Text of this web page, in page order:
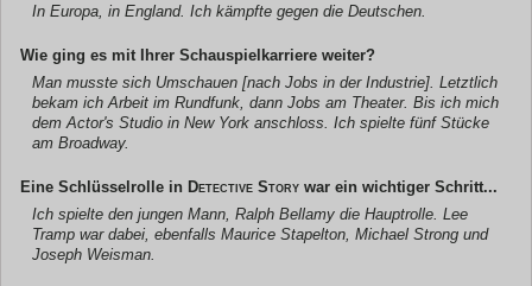
In Europa, in England. Ich kämpfte gegen die Deutschen.
Wie ging es mit Ihrer Schauspielkarriere weiter?
Man musste sich Umschauen [nach Jobs in der Industrie]. Letztlich
bekam ich Arbeit im Rundfunk, dann Jobs am Theater. Bis ich mich
dem Actor's Studio in New York anschloss. Ich spielte fünf Stücke
am Broadway.
Eine Schlüsselrolle in Detective Story war ein wichtiger Schritt...
Ich spielte den jungen Mann, Ralph Bellamy die Hauptrolle. Lee
Tramp war dabei, ebenfalls Maurice Stapelton, Michael Strong und
Joseph Weisman.